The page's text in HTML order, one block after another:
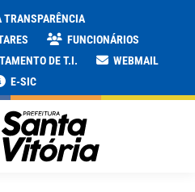
TRANSPARÊNCIA
FUNCIONÁRIOS
DE T.I.
WEBMAIL
E-SIC